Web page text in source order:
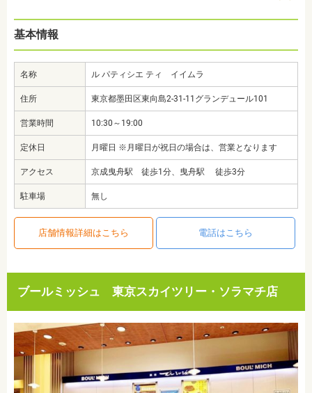
基本情報
名称 ル パティシエ ティ イイムラ
住所 東京都墨田区東向島2-31-11グランデュール101
営業時間 10:30～19:00
定休日 月曜日 ※月曜日が祝日の場合は、営業となります
アクセス 京成曳舟駅 徒歩1分、曳舟駅 徒歩3分
駐車場 無し
店舗情報詳細はこちら 電話はこちら
ブールミッシュ 東京スカイツリー・ソラマチ店